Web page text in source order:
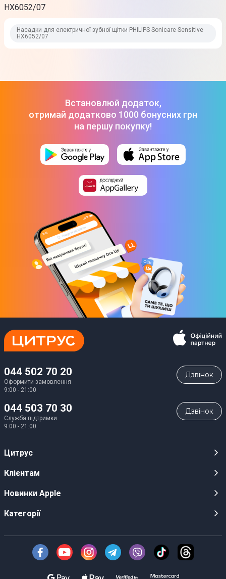
HX6052/07
Насадки для електричної зубної щітки PHILIPS Sonicare Sensitive
HX6052/07
Встановлюй додаток,
отримай додатково 1000 бонусних грн
на першу покупку!
044 502 70 20
Оформити замовлення
9:00 - 21:00
Дзвiнок
044 503 70 30
Служба підтримки
9:00 - 21:00
Дзвiнок
Цитрус
Кар’єра
Оптовим клієнтам
Про Компанію
Клієнтам
Публічні оферти
Інструкції та прошивки
Доставка
Новинки Apple
iPhone 17
iPhone 17 Pro Max
iPhone Air
Категорії
Техніка Apple
Смартфони